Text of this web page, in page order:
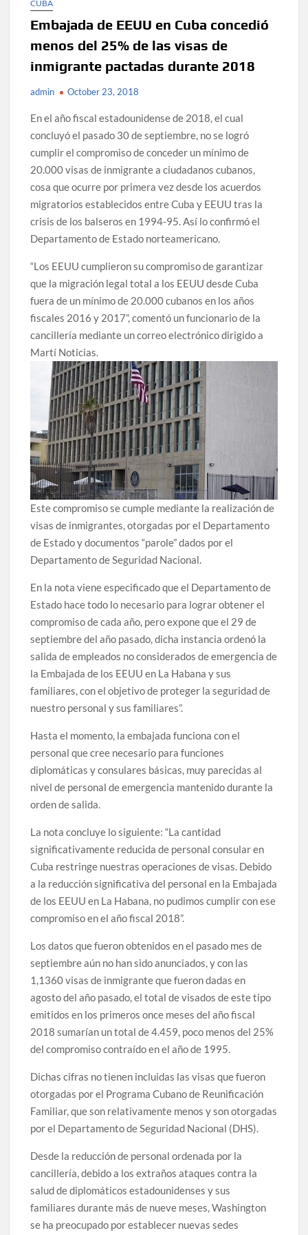
CUBA
Embajada de EEUU en Cuba concedió
menos del 25% de las visas de
inmigrante pactadas durante 2018
admin October 23, 2018
En el año fiscal estadounidense de 2018, el cual
concluyó el pasado 30 de septiembre, no se logró
cumplir el compromiso de conceder un mínimo de
20.000 visas de inmigrante a ciudadanos cubanos,
cosa que ocurre por primera vez desde los acuerdos
migratorios establecidos entre Cuba y EEUU tras la
crisis de los balseros en 1994-95. Así lo confirmó el
Departamento de Estado norteamericano.
“Los EEUU cumplieron su compromiso de garantizar
que la migración legal total a los EEUU desde Cuba
fuera de un mínimo de 20.000 cubanos en los años
fiscales 2016 y 2017”, comentó un funcionario de la
cancillería mediante un correo electrónico dirigido a
Martí Noticias.
Este compromiso se cumple mediante la realización de
visas de inmigrantes, otorgadas por el Departamento
de Estado y documentos “parole” dados por el
Departamento de Seguridad Nacional.
En la nota viene especificado que el Departamento de
Estado hace todo lo necesario para lograr obtener el
compromiso de cada año, pero expone que el 29 de
septiembre del año pasado, dicha instancia ordenó la
salida de empleados no considerados de emergencia de
la Embajada de los EEUU en La Habana y sus
familiares, con el objetivo de proteger la seguridad de
nuestro personal y sus familiares”.
Hasta el momento, la embajada funciona con el
personal que cree necesario para funciones
diplomáticas y consulares básicas, muy parecidas al
nivel de personal de emergencia mantenido durante la
orden de salida.
La nota concluye lo siguiente: “La cantidad
significativamente reducida de personal consular en
Cuba restringe nuestras operaciones de visas. Debido
a la reducción significativa del personal en la Embajada
de los EEUU en La Habana, no pudimos cumplir con ese
compromiso en el año fiscal 2018”.
Los datos que fueron obtenidos en el pasado mes de
septiembre aún no han sido anunciados, y con las
1,1360 visas de inmigrante que fueron dadas en
agosto del año pasado, el total de visados de este tipo
emitidos en los primeros once meses del año fiscal
2018 sumarían un total de 4.459, poco menos del 25%
del compromiso contraído en el año de 1995.
Dichas cifras no tienen incluidas las visas que fueron
otorgadas por el Programa Cubano de Reunificación
Familiar, que son relativamente menos y son otorgadas
por el Departamento de Seguridad Nacional (DHS).
Desde la reducción de personal ordenada por la
cancillería, debido a los extraños ataques contra la
salud de diplomáticos estadounidenses y sus
familiares durante más de nueve meses, Washington
se ha preocupado por establecer nuevas sedes